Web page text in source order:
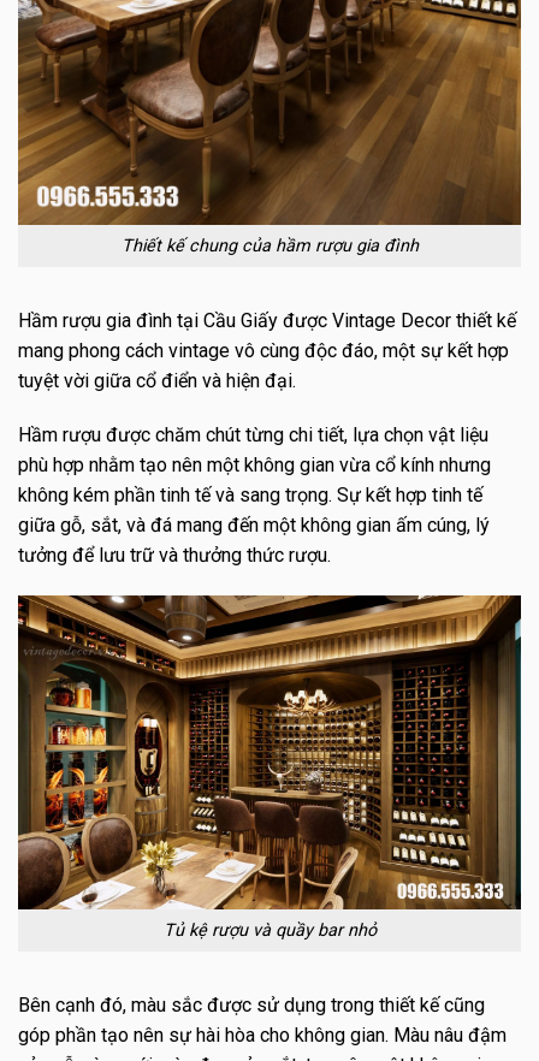
Thiết kế chung của hầm rượu gia đình
Hầm rượu gia đình tại Cầu Giấy được Vintage Decor thiết kế
mang phong cách vintage vô cùng độc đáo, một sự kết hợp
tuyệt vời giữa cổ điển và hiện đại.
Hầm rượu được chăm chút từng chi tiết, lựa chọn vật liệu
phù hợp nhằm tạo nên một không gian vừa cổ kính nhưng
không kém phần tinh tế và sang trọng. Sự kết hợp tinh tế
giữa gỗ, sắt, và đá mang đến một không gian ấm cúng, lý
tưởng để lưu trữ và thưởng thức rượu.
Tủ kệ rượu và quầy bar nhỏ
Bên cạnh đó, màu sắc được sử dụng trong thiết kế cũng
góp phần tạo nên sự hài hòa cho không gian. Màu nâu đậm